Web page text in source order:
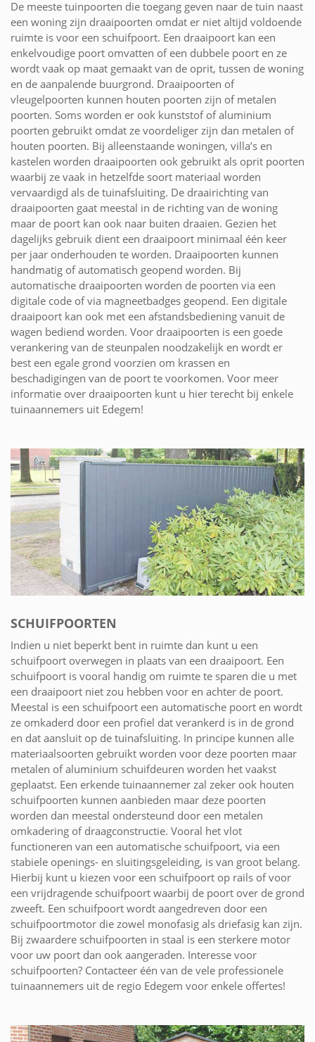
De meeste tuinpoorten die toegang geven naar de tuin naast
een woning zijn draaipoorten omdat er niet altijd voldoende
ruimte is voor een schuifpoort. Een draaipoort kan een
enkelvoudige poort omvatten of een dubbele poort en ze
wordt vaak op maat gemaakt van de oprit, tussen de woning
en de aanpalende buurgrond. Draaipoorten of
vleugelpoorten kunnen houten poorten zijn of metalen
poorten. Soms worden er ook kunststof of aluminium
poorten gebruikt omdat ze voordeliger zijn dan metalen of
houten poorten. Bij alleenstaande woningen, villa’s en
kastelen worden draaipoorten ook gebruikt als oprit poorten
waarbij ze vaak in hetzelfde soort materiaal worden
vervaardigd als de tuinafsluiting. De draairichting van
draaipoorten gaat meestal in de richting van de woning
maar de poort kan ook naar buiten draaien. Gezien het
dagelijks gebruik dient een draaipoort minimaal één keer
per jaar onderhouden te worden. Draaipoorten kunnen
handmatig of automatisch geopend worden. Bij
automatische draaipoorten worden de poorten via een
digitale code of via magneetbadges geopend. Een digitale
draaipoort kan ook met een afstandsbediening vanuit de
wagen bediend worden. Voor draaipoorten is een goede
verankering van de steunpalen noodzakelijk en wordt er
best een egale grond voorzien om krassen en
beschadigingen van de poort te voorkomen. Voor meer
informatie over draaipoorten kunt u hier terecht bij enkele
tuinaannemers uit Edegem!
SCHUIFPOORTEN
Indien u niet beperkt bent in ruimte dan kunt u een
schuifpoort overwegen in plaats van een draaipoort. Een
schuifpoort is vooral handig om ruimte te sparen die u met
een draaipoort niet zou hebben voor en achter de poort.
Meestal is een schuifpoort een automatische poort en wordt
ze omkaderd door een profiel dat verankerd is in de grond
en dat aansluit op de tuinafsluiting. In principe kunnen alle
materiaalsoorten gebruikt worden voor deze poorten maar
metalen of aluminium schuifdeuren worden het vaakst
geplaatst. Een erkende tuinaannemer zal zeker ook houten
schuifpoorten kunnen aanbieden maar deze poorten
worden dan meestal ondersteund door een metalen
omkadering of draagconstructie. Vooral het vlot
functioneren van een automatische schuifpoort, via een
stabiele openings- en sluitingsgeleiding, is van groot belang.
Hierbij kunt u kiezen voor een schuifpoort op rails of voor
een vrijdragende schuifpoort waarbij de poort over de grond
zweeft. Een schuifpoort wordt aangedreven door een
schuifpoortmotor die zowel monofasig als driefasig kan zijn.
Bij zwaardere schuifpoorten in staal is een sterkere motor
voor uw poort dan ook aangeraden. Interesse voor
schuifpoorten? Contacteer één van de vele professionele
tuinaannemers uit de regio Edegem voor enkele offertes!